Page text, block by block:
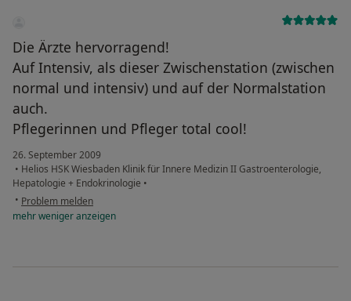
Die Ärzte hervorragend!
Auf Intensiv, als dieser Zwischenstation (zwischen
normal und intensiv) und auf der Normalstation
auch.
Pflegerinnen und Pfleger total cool!
26. September 2009
• Helios HSK Wiesbaden Klinik für Innere Medizin II Gastroenterologie,
Hepatologie + Endokrinologie •
• Problem melden
mehrwenigeranzeigen